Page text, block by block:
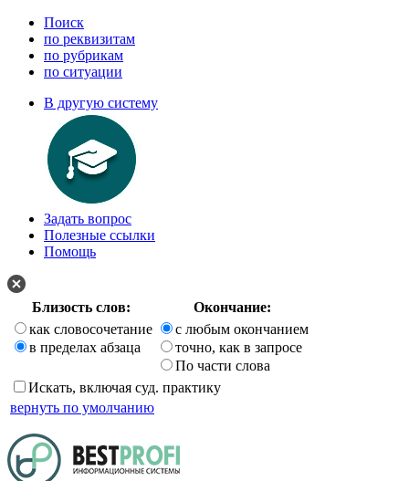
Поиск
по реквизитам
по рубрикам
по ситуации
В другую систему
Задать вопрос
Полезные ссылки
Помощь
Близость слов:
Окончание:
как словосочетание
в пределах абзаца
с любым окончанием
точно, как в запросе
По части слова
Искать, включая суд. практику
вернуть по умолчанию